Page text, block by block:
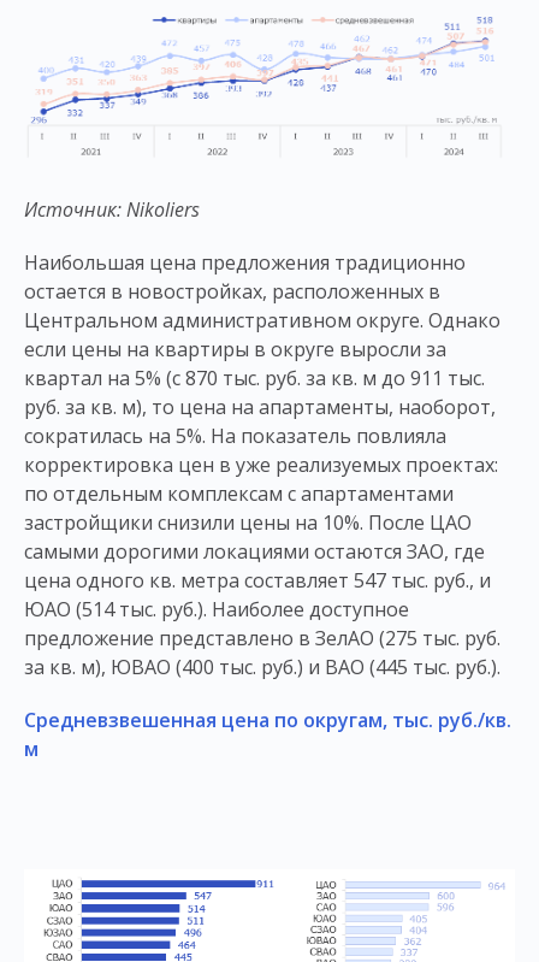
Источник:Nikoliers
Наибольшая цена предложения традиционно
остается в новостройках, расположенных в
Центральном административном округе. Однако
если цены на квартиры в округе выросли за
квартал на 5% (с 870 тыс. руб. за кв. м до 911 тыс.
руб. за кв. м), то цена на апартаменты, наоборот,
сократилась на 5%. На показатель повлияла
корректировка цен в уже реализуемых проектах:
по отдельным комплексам с апартаментами
застройщики снизили цены на 10%. После ЦАО
самыми дорогими локациями остаются ЗАО, где
цена одного кв. метра составляет 547 тыс. руб., и
ЮАО (514 тыс. руб.). Наиболее доступное
предложение представлено в ЗелАО (275 тыс. руб.
за кв. м), ЮВАО (400 тыс. руб.) и ВАО (445 тыс. руб.).
Средневзвешенная цена по округам, тыс. руб./кв.
м